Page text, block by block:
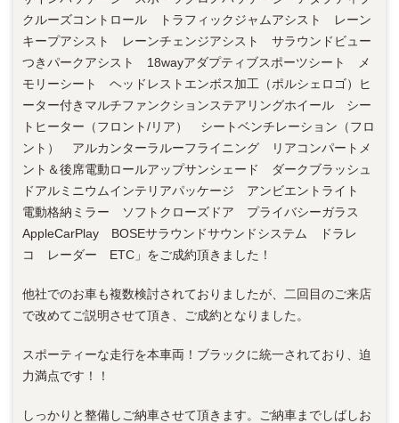
クルーズコントロール トラフィックジャムアシスト レーン
キープアシスト レーンチェンジアシスト サラウンドビュー
つきパークアシスト 18wayアダプティブスポーツシート メ
モリーシート ヘッドレストエンボス加工（ポルシェロゴ）ヒ
ーター付きマルチファンクションステアリングホイール シー
トヒーター（フロント/リア） シートベンチレーション（フロ
ント） アルカンターラルーフライニング リアコンパートメ
ント＆後席電動ロールアップサンシェード ダークブラッシュ
ドアルミニウムインテリアパッケージ アンビエントライト
電動格納ミラー ソフトクローズドア プライバシーガラス
AppleCarPlay BOSEサラウンドサウンドシステム ドラレ
コ レーダー ETC」をご成約頂きました！
他社でのお車も複数検討されておりましたが、二回目のご来店
で改めてご説明させて頂き、ご成約となりました。
スポーティーな走行を本車両！ブラックに統一されており、迫
力満点です！！
しっかりと整備しご納車させて頂きます。ご納車までしばしお